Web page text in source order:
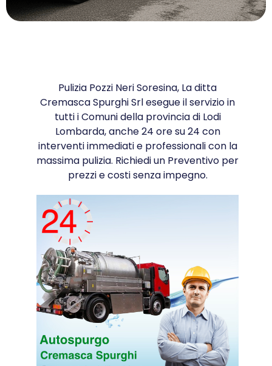
Pulizia Pozzi Neri Soresina, La ditta
Cremasca Spurghi Srl esegue il servizio in
tutti i Comuni della provincia di Lodi
Lombarda, anche 24 ore su 24 con
interventi immediati e professionali con la
massima pulizia. Richiedi un Preventivo per
prezzi e costi senza impegno.